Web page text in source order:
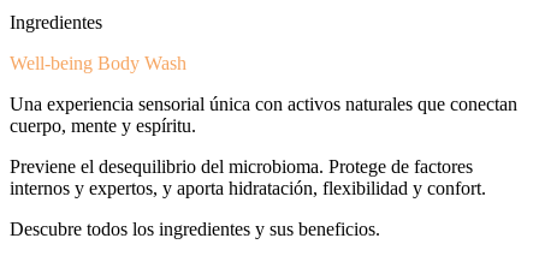
Ingredientes
Well-being Body Wash
Una experiencia sensorial única con activos naturales que conectan
cuerpo, mente y espíritu.
Previene el desequilibrio del microbioma. Protege de factores
internos y expertos, y aporta hidratación, flexibilidad y confort.
Descubre todos los ingredientes y sus beneficios.